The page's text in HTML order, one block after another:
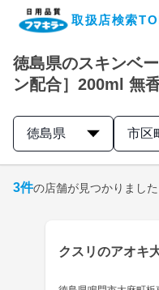
取扱店検索
企業・IR情報サ
製品情報サイト
取扱店検索はこ
徳島県のスキンベ
ン配合］200ml 無
徳島県 市区
3件の店舗が見つかりました
クスリのアオキ